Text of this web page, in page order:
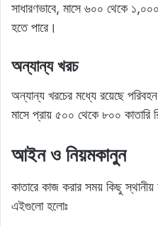
সাধারণভাবে, মাসে ৬০০ থেকে
হতে পারে।
অন্যান্য খরচ
অন্যান্য খরচের মধ্যে রয়েছে
মাসে প্রায় ৫০০ থেকে ৮০০ কাতারি
আইন ও নিয়মকানুন
কাতারে কাজ করার সময় কিছু
এইগুলো হলোঃ